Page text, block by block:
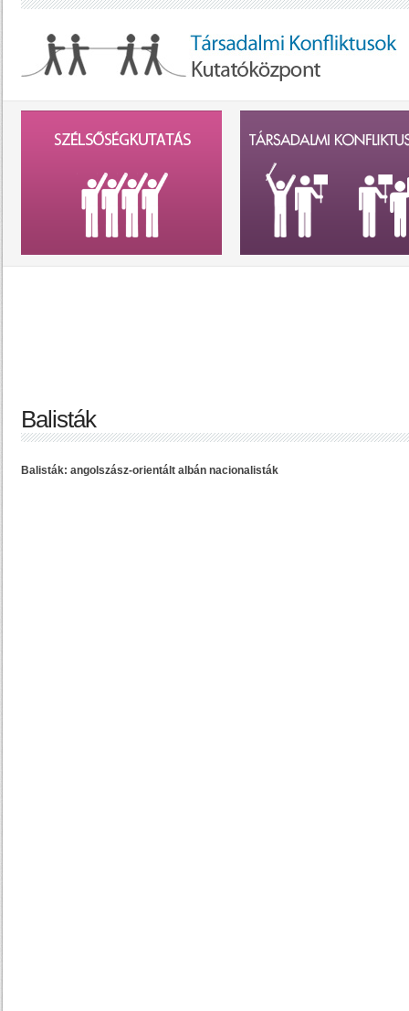
Balisták
Balisták: angolszász-orientált albán nacionalisták